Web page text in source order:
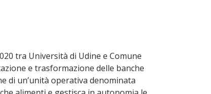
tra Università di Udine e Comune
e trasformazione delle banche
di un’unità operativa denominata